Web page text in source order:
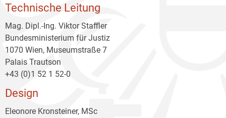
Technische Leitung
Mag. Dipl.-Ing. Viktor Staffler
Bundesministerium für Justiz
1070 Wien, Museumstraße 7
Palais Trautson
+43 (0)1 52 1 52-0
Design
Eleonore Kronsteiner, MSc